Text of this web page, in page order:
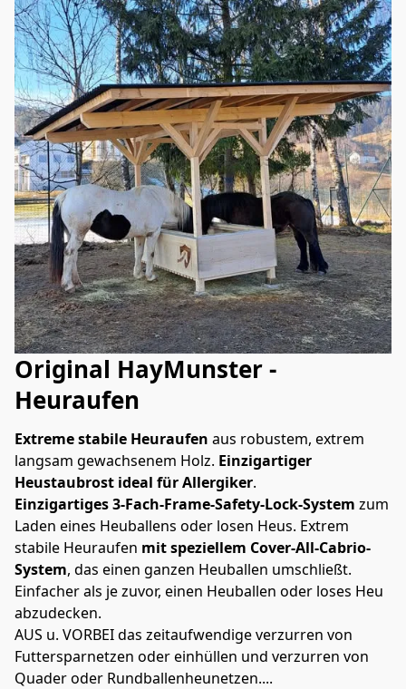
Original HayMunster -
Heuraufen
Extreme stabile Heuraufen aus robustem, extrem
langsam gewachsenem Holz. Einzigartiger
Heustaubrost ideal für Allergiker.
Einzigartiges 3-Fach-Frame-Safety-Lock-System zum
Laden eines Heuballens oder losen Heus. Extrem
stabile Heuraufen mit speziellem Cover-All-Cabrio-
System, das einen ganzen Heuballen umschließt.
Einfacher als je zuvor, einen Heuballen oder loses Heu
abzudecken.
AUS u. VORBEI das zeitaufwendige verzurren von
Futtersparnetzen oder einhüllen und verzurren von
Quader oder Rundballenheunetzen....